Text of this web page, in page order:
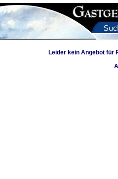
Leider kein Angebot für